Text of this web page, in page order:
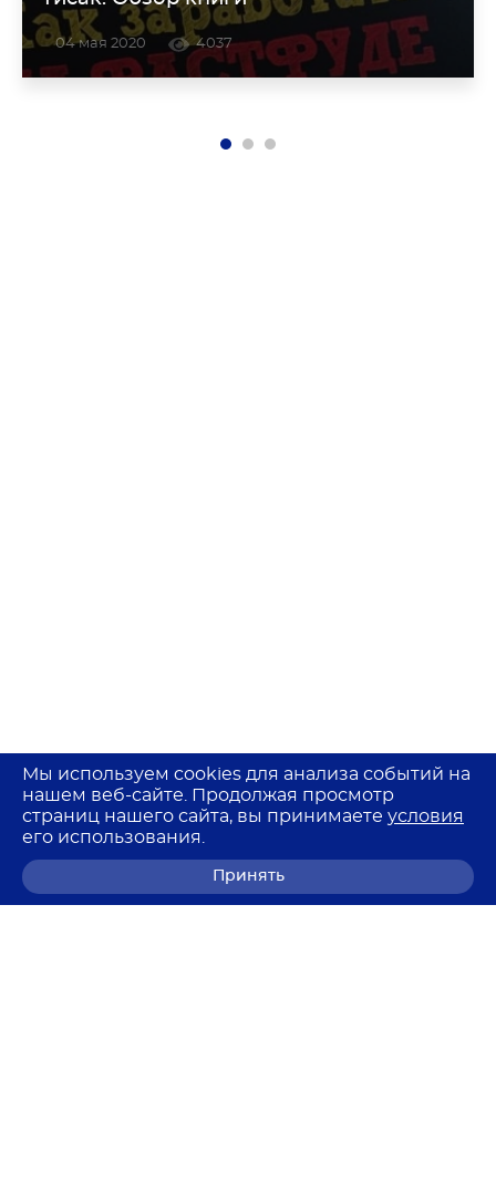
04 мая 2020 4037
Мы используем cookies для анализа событий на
нашем веб-сайте. Продолжая просмотр
страниц нашего сайта, вы принимаете условия
его использования.
Принять